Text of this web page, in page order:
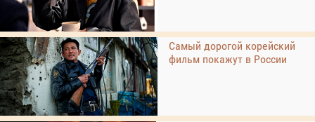
Самый дорогой корейский
фильм покажут в России